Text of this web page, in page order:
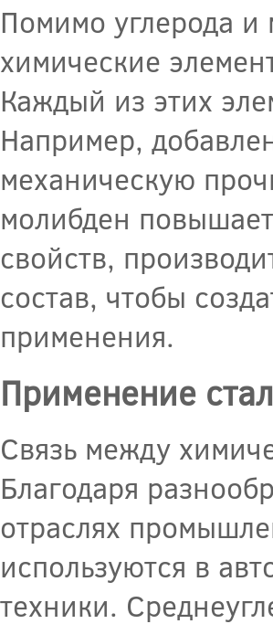
Помимо углерода и
химические
Каждый из этих
Например,
механическую
молибден
свойств,
состав, чтобы
применения.
Применение
Связь между
Благодаря
отраслях
используются в
техники.